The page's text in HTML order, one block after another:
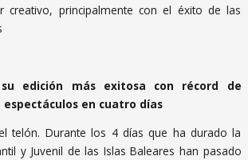
principalmente con el éxito de las
su edición más exitosa con récord de
espectáculos en cuatro días
telón. Durante los 4 días que ha durado la
y Juvenil de las Islas Baleares han pasado